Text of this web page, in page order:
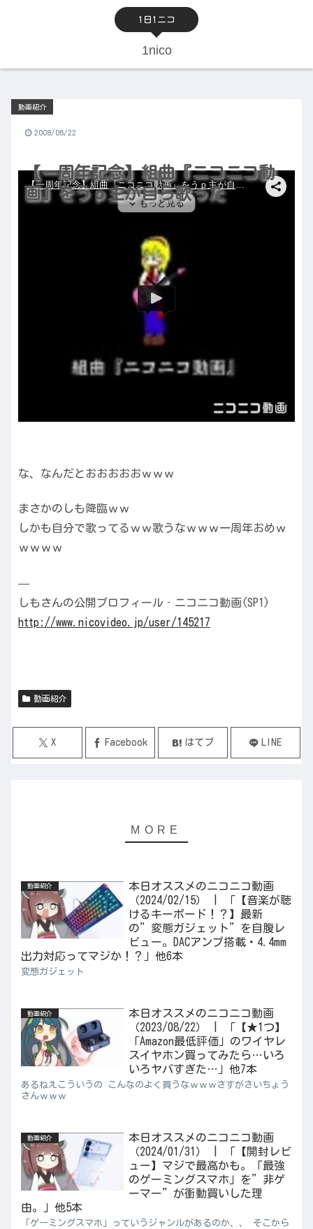
1日1ニコ
1nico
【一周年記念】組曲『ニコニコ動
画』をうｐ主が自ら歌った
動画紹介
2008/06/22
な、なんだとおおおおおｗｗｗ
まさかのしも降臨ｗｗ
しかも自分で歌ってるｗｗ歌うなｗｗｗ一周年おめｗ
ｗｗｗｗ
—
しもさんの公開プロフィール‐ニコニコ動画(SP1)
http://www.nicovideo.jp/user/145217
動画紹介
X Facebook はてブ LINE
動画紹介
本日オススメのニコニコ動画
（2024/02/15） | 「【音楽が聴
けるキーボード！？】最新
の”変態ガジェット”を自腹レ
ビュー。DACアンプ搭載・4.4mm
出力対応ってマジか！？」他6本
変態ガジェット
動画紹介
本日オススメのニコニコ動画
（2023/08/22） | 「【★1つ】
「Amazon最低評価」のワイヤレ
スイヤホン買ってみたら…いろ
いろヤバすぎた…」他7本
あるねえこういうの こんなのよく買うなｗｗｗさすがさいちょう
さんｗｗｗ
動画紹介
本日オススメのニコニコ動画
（2024/01/31） | 「【開封レビ
ュー】マジで最高かも。「最強
のゲーミングスマホ」を”非ゲ
ーマー”が衝動買いした理
由。」他5本
「ゲーミングスマホ」っていうジャンルがあるのか、、 そこから